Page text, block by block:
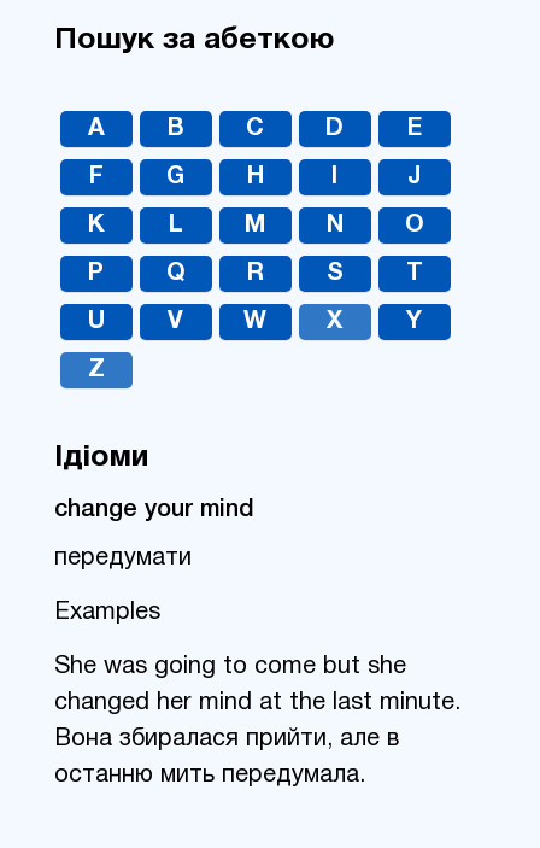
Пошук за абеткою
A B C D E
F G H J
K L M N O
P Q R S
U V W X Y
Z
Ідіоми
change your mind
передумати
Examples
She was going to come but she
changed her mind at the last minute.
Вона збиралася прийти, але в
останню мить передумала.